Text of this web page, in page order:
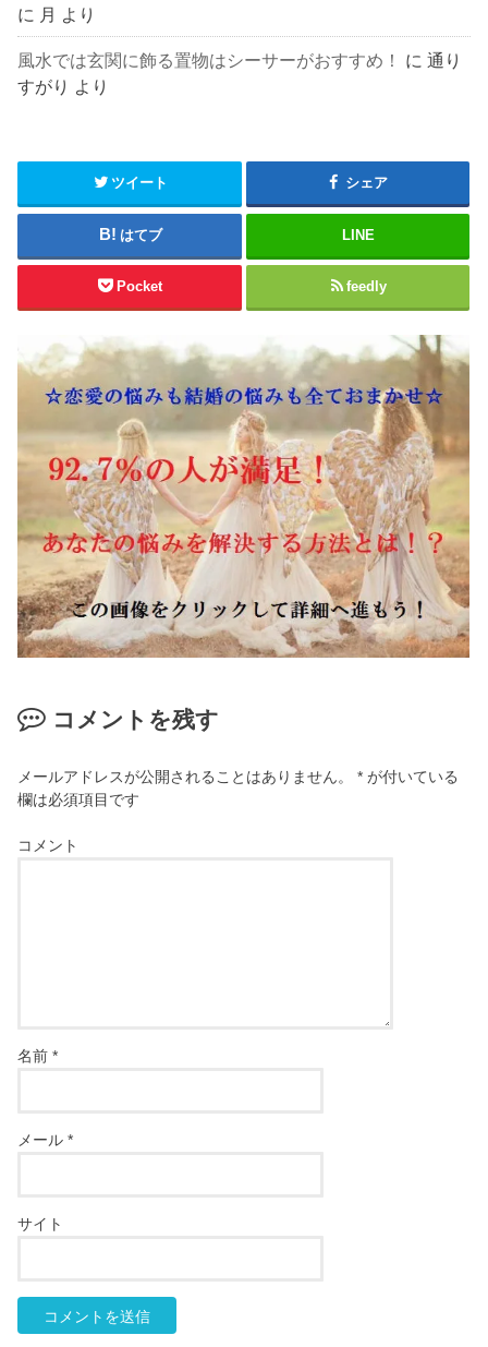
に 月 より
風水では玄関に飾る置物はシーサーがおすすめ！ に通り
すがり
より
ツイート シェア
はてブ LINE
Pocket feedly
コメントを残す
メールアドレスが公開されることはありません。 * が付いている
欄は必須項目です
コメント
名前*
メール*
サイト